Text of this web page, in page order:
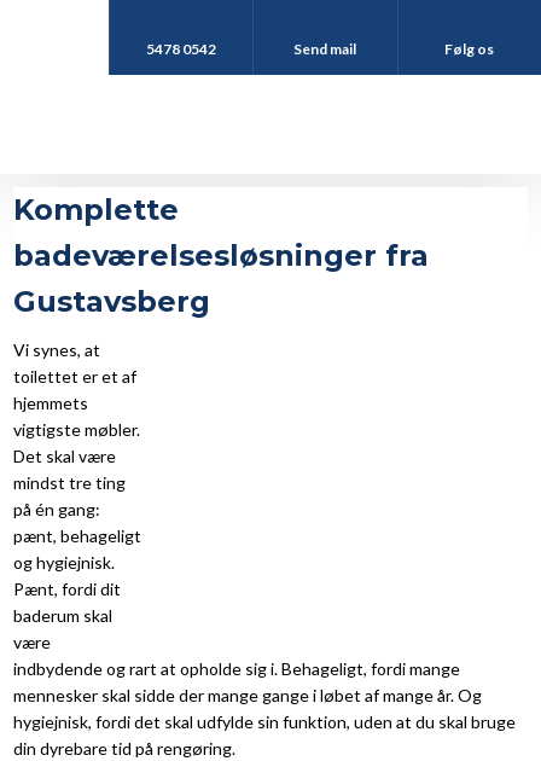
5478 0542 Send mail Følg os
Komplette
badeværelsesløsninger fra
Gustavsberg
Vi synes, at
toilettet er et af
hjemmets
vigtigste møbler.
Det skal være
mindst tre ting
på én gang:
pænt, behageligt
og hygiejnisk.
Pænt, fordi dit
baderum skal
være
indbydende og rart at opholde sig i. Behageligt, fordi mange
mennesker skal sidde der mange gange i løbet af mange år. Og
hygiejnisk, fordi det skal udfylde sin funktion, uden at du skal bruge
din dyrebare tid på rengøring.